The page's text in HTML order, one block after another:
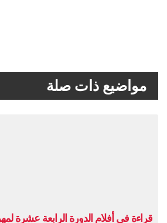
مواضيع ذات صلة
قراءة في أفلام الدورة الرابعة عشرة